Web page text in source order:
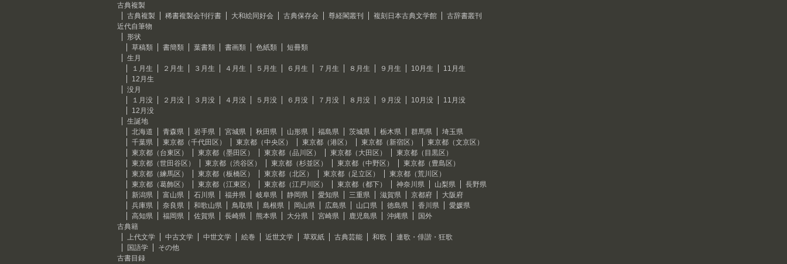
古典複製
古典複製
稀書複製会刊行書 大和絵同好会 古典保存会 尊経閣叢刊 複刻日本古典文学館
古辞書叢刊
近代自筆物
形状
草稿類
書簡類 葉書類 書画類 色紙類
短冊類
生月
１月生
２月生 ３月生 ４月生 ５月生 ６月生 ７月生 ８月生 ９月生 10月生
11月生
12月生
没月
１月没
２月没 ３月没 ４月没 ５月没 ６月没 ７月没 ８月没 ９月没 10月没
11月没
12月没
生誕地
北海道
青森県 岩手県 宮城県 秋田県 山形県 福島県 茨城県 栃木県 群馬県
埼玉県
千葉県
東京都（千代田区） 東京都（中央区） 東京都（港区） 東京都（新宿区）
東京都（文京区）
東京都（台東区）
東京都（墨田区） 東京都（品川区） 東京都（大田区）
東京都（目黒区）
東京都（世田谷区）
東京都（渋谷区） 東京都（杉並区） 東京都（中野区）
東京都（豊島区）
東京都（練馬区）
東京都（板橋区） 東京都（北区） 東京都（足立区）
東京都（荒川区）
東京都（葛飾区）
東京都（江東区） 東京都（江戸川区） 東京都（都下） 神奈川県 山梨県
長野県
新潟県
富山県 石川県 福井県 岐阜県 静岡県 愛知県 三重県 滋賀県 京都府
大阪府
兵庫県
奈良県 和歌山県 鳥取県 島根県 岡山県 広島県 山口県 徳島県 香川県
愛媛県
高知県
福岡県 佐賀県 長崎県 熊本県 大分県 宮崎県 鹿児島県 沖縄県
国外
古典籍
上代文学
中古文学 中世文学 絵巻 近世文学 草双紙 古典芸能 和歌
連歌・俳諧・狂歌
国語学
その他
古書目録